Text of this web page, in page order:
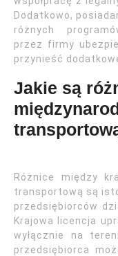
Dodatkowo,
różnych
przez firmy
przynieść
Jakie są
Różnice między
transportową są
przedsiębiorców
Krajowa licencja
wyłącznie na
przedsiębiorca